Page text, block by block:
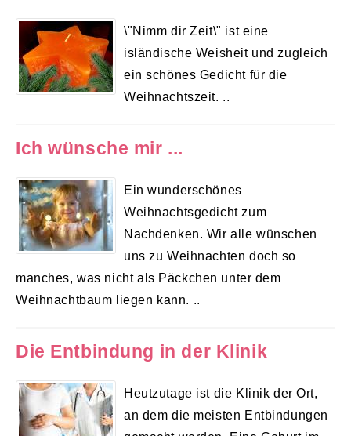
\"Nimm dir Zeit\" ist eine
isländische Weisheit und zugleich
ein schönes Gedicht für die
Weihnachtszeit. ..
Ich wünsche mir ...
Ein wunderschönes
Weihnachtsgedicht zum
Nachdenken. Wir alle wünschen
uns zu Weihnachten doch so
manches, was nicht als Päckchen unter dem
Weihnachtbaum liegen kann. ..
Die Entbindung in der Klinik
Heutzutage ist die Klinik der Ort,
an dem die meisten Entbindungen